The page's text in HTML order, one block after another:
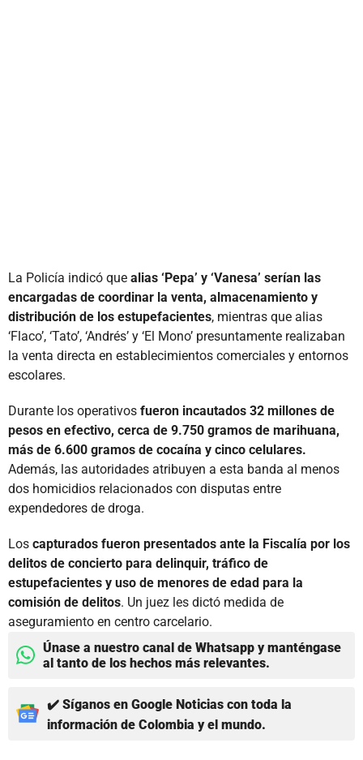
La Policía indicó que alias ‘Pepa’ y ‘Vanesa’ serían las
encargadas de coordinar la venta, almacenamiento y
distribución de los estupefacientes, mientras que alias
‘Flaco’, ‘Tato’, ‘Andrés’ y ‘El Mono’ presuntamente realizaban
la venta directa en establecimientos comerciales y entornos
escolares.
Durante los operativos fueron incautados 32 millones de
pesos en efectivo, cerca de 9.750 gramos de marihuana,
más de 6.600 gramos de cocaína y cinco celulares.
Además, las autoridades atribuyen a esta banda al menos
dos homicidios relacionados con disputas entre
expendedores de droga.
Los capturados fueron presentados ante la Fiscalía por los
delitos de concierto para delinquir, tráfico de
estupefacientes y uso de menores de edad para la
comisión de delitos. Un juez les dictó medida de
aseguramiento en centro carcelario.
Únase a nuestro canal de Whatsapp y manténgase
al tanto de los hechos más relevantes.
✔️ Síganos en Google Noticias con toda la
información de Colombia y el mundo.